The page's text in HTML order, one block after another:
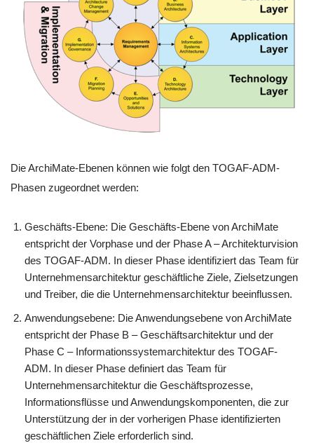
Die ArchiMate-Ebenen können wie folgt den TOGAF-ADM-
Phasen zugeordnet werden:
Geschäfts-Ebene: Die Geschäfts-Ebene von ArchiMate
entspricht der Vorphase und der Phase A – Architekturvision
des TOGAF-ADM. In dieser Phase identifiziert das Team für
Unternehmensarchitektur geschäftliche Ziele, Zielsetzungen
und Treiber, die die Unternehmensarchitektur beeinflussen.
Anwendungsebene: Die Anwendungsebene von ArchiMate
entspricht der Phase B – Geschäftsarchitektur und der
Phase C – Informationssystemarchitektur des TOGAF-
ADM. In dieser Phase definiert das Team für
Unternehmensarchitektur die Geschäftsprozesse,
Informationsflüsse und Anwendungskomponenten, die zur
Unterstützung der in der vorherigen Phase identifizierten
geschäftlichen Ziele erforderlich sind.